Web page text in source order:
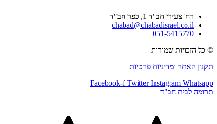
רח' צעירי חב"ד 1, כפר חב"ד
chabad@chabadisrael.co.il
051-5415770
כל הזכויות שמורות
האתר ומדיניות פרטיות
Facebook-f Twitter Instagram
לבית חב"ד